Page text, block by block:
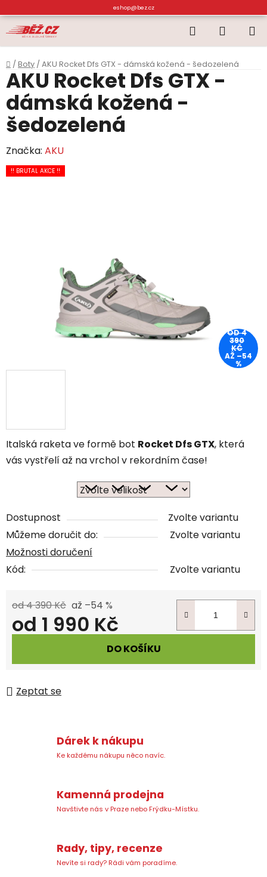
na
obsah
eshop@bez.cz
Hledat
KOŠÍK
Domů
/ Boty / AKU Rocket Dfs GTX - dámská kožená - šedozelená
Italská raketa ve formě bot Rocket Dfs GTX, která
vás vystřelí až na vrchol v rekordním čase!
Dostupnost
Zvolte variantu
Můžeme doručit do:
Zvolte variantu
Možnosti doručení
Kód:
Zvolte variantu
od 4 390 Kč až –54 %
od 1 990 Kč
DO KOŠÍKU
Zeptat se
AKU Rocket Dfs GTX -
dámská kožená -
šedozelená
Značka: AKU
!! BRUTAL AKCE !!
OD 4
390
KČ
AŽ –54
%
Dárek k nákupu
Ke každému nákupu něco navíc.
Kamenná prodejna
Navštivte nás v Praze nebo Frýdku-Místku.
Rady, tipy, recenze
Nevíte si rady? Rádi vám poradíme.